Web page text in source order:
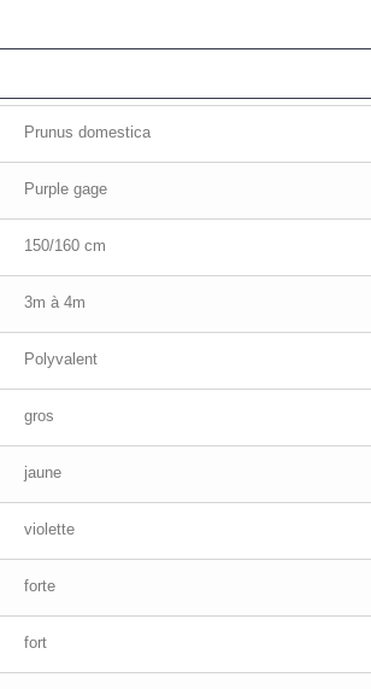
Prunus domestica
Purple gage
150/160 cm
3m à 4m
Polyvalent
gros
jaune
violette
forte
fort